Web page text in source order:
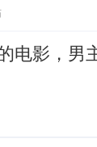
电影，男